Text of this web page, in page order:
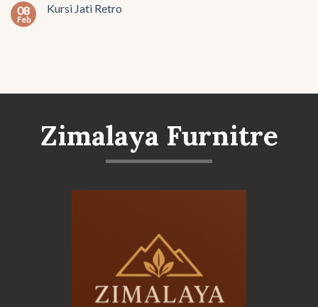
08
Feb
Kursi Jati Retro
Zimalaya Furnitre